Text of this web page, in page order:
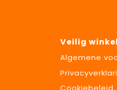
Veilig
Algemene
Cookiebeleid